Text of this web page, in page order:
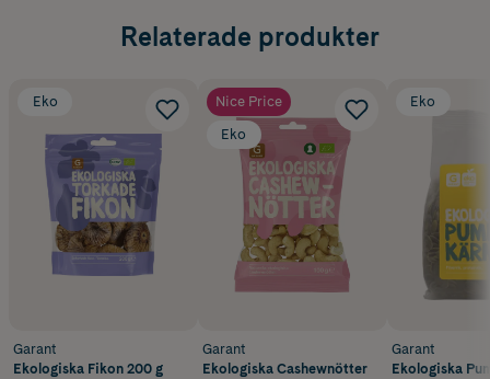
Relaterade produkter
Eko
Garant
Ekologiska Fikon 200 g
Nice Price
Eko
Garant
Ekologiska Cashewnötter
Eko
Garant
Ekologiska